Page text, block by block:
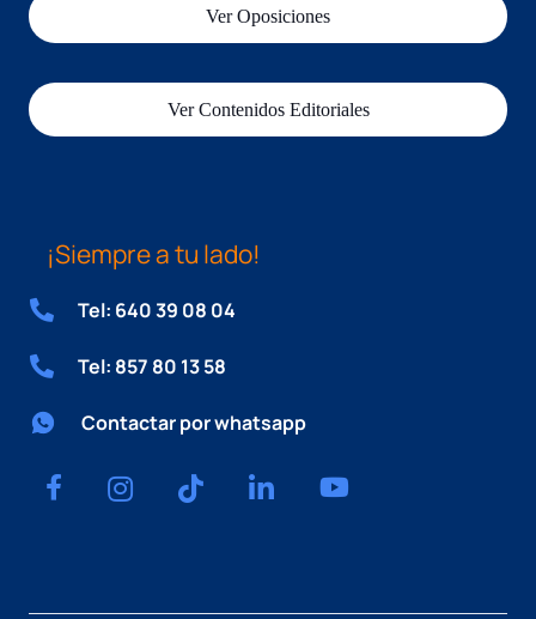
Ver Oposiciones
Ver Contenidos Editoriales
¡Siempre a tu lado!
Tel: 640 39 08 04
Tel: 857 80 13 58
Contactar por whatsapp